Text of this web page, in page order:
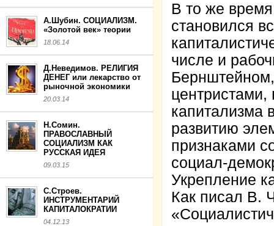
А.Шубин. СОЦИАЛИЗМ.
«Золотой век» теории
18.06.14
Д.Неведимов. РЕЛИГИЯ
ДЕНЕГ или лекарство от
рыночной экономики
20.03.14
Н.Сомин.
ПРАВОСЛАВНЫЙ
СОЦИАЛИЗМ КАК
РУССКАЯ ИДЕЯ
09.03.15
С.Строев.
ИНСТРУМЕНТАРИЙ
КАПИТАЛОКРАТИИ
04.12.13
В то же
становился
числе и
Бернштейном,
центристами,
капитализма
развитию
признаками
социал-
Укрепление
Как писал В.